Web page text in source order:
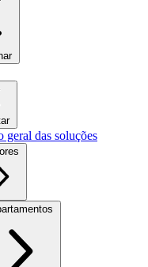
geral das soluções